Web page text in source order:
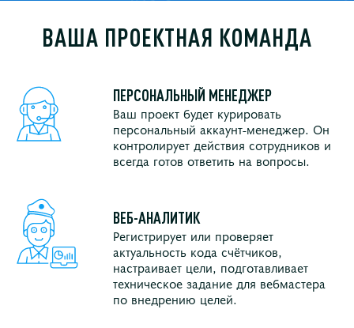
ВАША ПРОЕКТНАЯ КОМАНДА
ПЕРСОНАЛЬНЫЙ МЕНЕДЖЕР
Ваш проект будет курировать
персональный аккаунт-менеджер. Он
контролирует действия сотрудников и
всегда готов ответить на вопросы.
ВЕБ-АНАЛИТИК
Регистрирует или проверяет
актуальность кода счётчиков,
настраивает цели, подготавливает
техническое задание для вебмастера
по внедрению целей.